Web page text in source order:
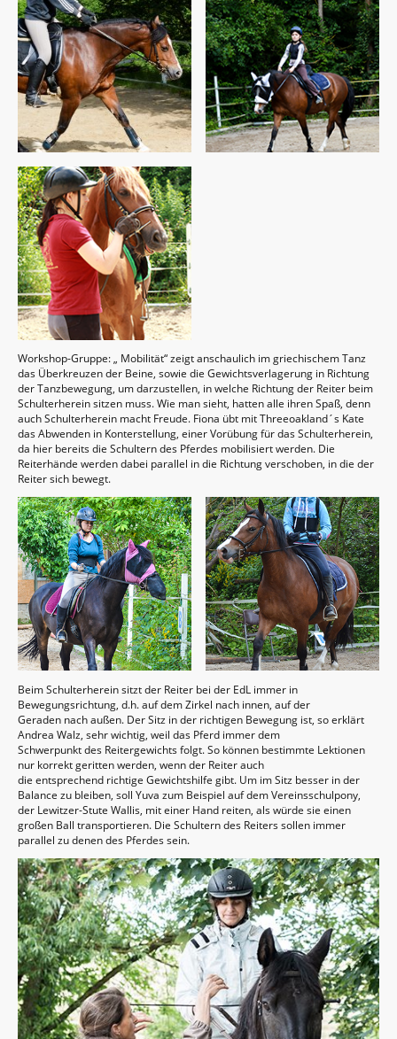
Workshop-Gruppe: „ Mobilität“ zeigt anschaulich im griechischem Tanz
das Überkreuzen der Beine, sowie die Gewichtsverlagerung in Richtung
der Tanzbewegung, um darzustellen, in welche Richtung der Reiter beim
Schulterherein sitzen muss. Wie man sieht, hatten alle ihren Spaß, denn
auch Schulterherein macht Freude. Fiona übt mit Threeoakland´s Kate
das Abwenden in Konterstellung, einer Vorübung für das Schulterherein,
da hier bereits die Schultern des Pferdes mobilisiert werden. Die
Reiterhände werden dabei parallel in die Richtung verschoben, in die der
Reiter sich bewegt.
Beim Schulterherein sitzt der Reiter bei der EdL immer in
Bewegungsrichtung, d.h. auf dem Zirkel nach innen, auf der
Geraden nach außen. Der Sitz in der richtigen Bewegung ist, so erklärt
Andrea Walz, sehr wichtig, weil das Pferd immer dem
Schwerpunkt des Reitergewichts folgt. So können bestimmte Lektionen
nur korrekt geritten werden, wenn der Reiter auch
die entsprechend richtige Gewichtshilfe gibt. Um im Sitz besser in der
Balance zu bleiben, soll Yuva zum Beispiel auf dem Vereinsschulpony,
der Lewitzer-Stute Wallis, mit einer Hand reiten, als würde sie einen
großen Ball transportieren. Die Schultern des Reiters sollen immer
parallel zu denen des Pferdes sein.